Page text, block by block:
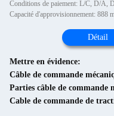
Conditions de paiement: L/C, D/A,
Capacité d'approvisionnement: 888
Détail
Mettre en évidence:
Câble de commande
Parties câble de commande
Cable de commande de